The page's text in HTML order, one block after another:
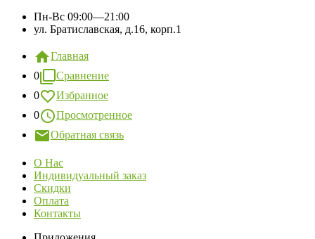
Пн-Вс 09:00—21:00
ул. Братиславская, д.16, корп.1
Главная
0
Сравнение
0
Избранное
0
Просмотренное
Обратная связь
О Нас
Индивидуальный заказ
Скидки
Оплата
Контакты